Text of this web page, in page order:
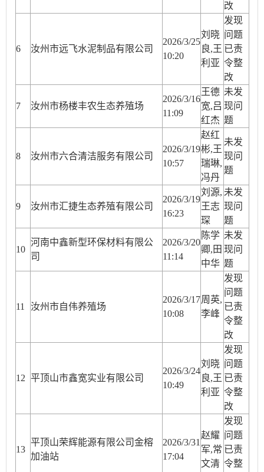
改
6 汝州市远飞水泥制品有限公司
2026/3/25
10:20
刘晓
良,王
利亚
发现
问题
已责
令整
改
7 汝州市杨楼丰农生态养殖场
2026/3/16
11:09
王德
宽,吕
红杰
未发
现问
题
8 汝州市六合清洁服务有限公司
2026/3/19
10:57
赵红
彬,王
瑞琳,
冯丹
未发
现问
题
9 汝州市汇捷生态养殖有限公司
2026/3/19
16:23
刘源,
王志
琛
未发
现问
题
10
河南中鑫新型环保材料有限公
司
2026/3/20
11:14
陈学
卿,田
中华
未发
现问
题
11 汝州市自伟养殖场
2026/3/17
10:08
周英,
李峰
发现
问题
已责
令整
改
12 平顶山市鑫宽实业有限公司
2026/3/24
10:49
刘晓
良,王
利亚
发现
问题
已责
令整
改
13
平顶山荣辉能源有限公司金榕
加油站
2026/3/31
17:04
赵耀
军,常
文清
发现
问题
已责
令整